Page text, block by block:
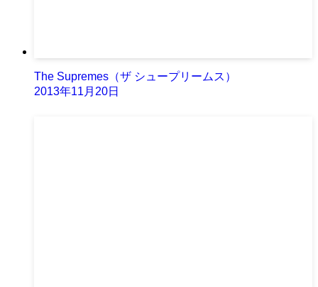
The Supremes（ザ シュープリームス）
2013年11月20日